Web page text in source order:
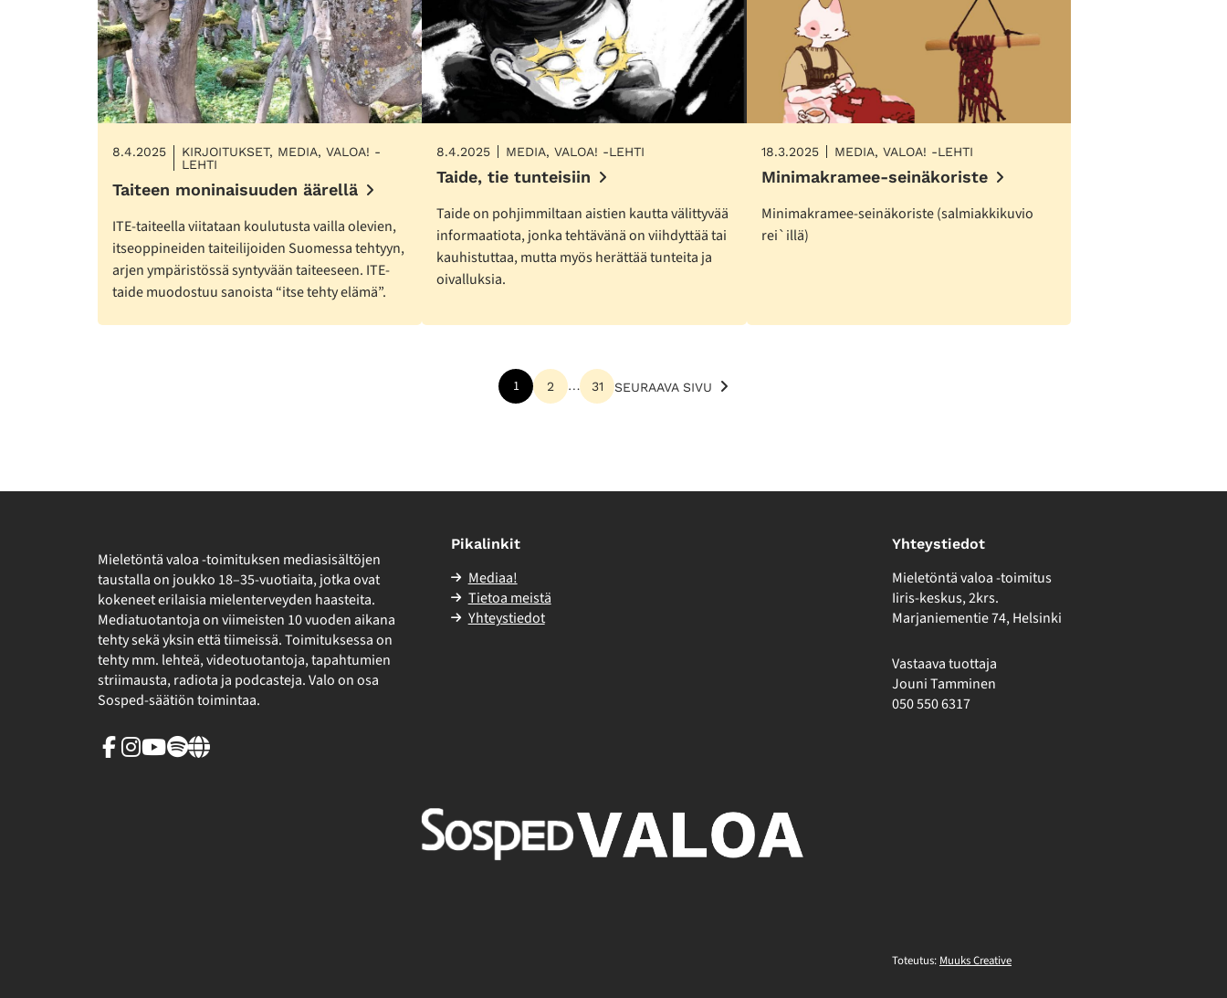
8.4.2025
KIRJOITUKSET, MEDIA, VALOA! -
LEHTI
Taiteen moninaisuuden äärellä
ITE-taiteella viitataan koulutusta vailla olevien,
itseoppineiden taiteilijoiden Suomessa tehtyyn,
arjen ympäristössä syntyvään taiteeseen. ITE-
taide muodostuu sanoista “itse tehty elämä”.
8.4.2025 MEDIA, VALOA! -LEHTI
Taide, tie tunteisiin
Taide on pohjimmiltaan aistien kautta välittyvää
informaatiota, jonka tehtävänä on viihdyttää tai
kauhistuttaa, mutta myös herättää tunteita ja
oivalluksia.
18.3.2025 MEDIA, VALOA! -LEHTI
Minimakramee-seinäkoriste
Minimakramee-seinäkoriste (salmiakkikuvio
rei`illä)
1 2 … 31 SEURAAVA SIVU
Mieletöntä valoa -toimituksen mediasisältöjen
taustalla on joukko 18–35-vuotiaita, jotka ovat
kokeneet erilaisia mielenterveyden haasteita.
Mediatuotantoja on viimeisten 10 vuoden aikana
tehty sekä yksin että tiimeissä. Toimituksessa on
tehty mm. lehteä, videotuotantoja, tapahtumien
striimausta, radiota ja podcasteja. Valo on osa
Sosped-säätiön toimintaa.
Facebook
Instagram
Youtube
SpotifyLinkki
Pikalinkit
Mediaa!
Tietoa meistä
Yhteystiedot
Yhteystiedot
Mieletöntä valoa -toimitus
Iiris-keskus, 2krs.
Marjaniementie 74, Helsinki
Vastaava tuottaja
Jouni Tamminen
050 550 6317
Toteutus: Muuks Creative